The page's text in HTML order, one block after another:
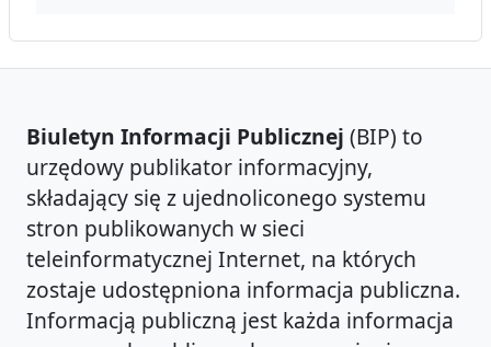
Biuletyn Informacji Publicznej (BIP) to
urzędowy publikator informacyjny,
składający się z ujednoliconego systemu
stron publikowanych w sieci
teleinformatycznej Internet, na których
zostaje udostępniona informacja publiczna.
Informacją publiczną jest każda informacja